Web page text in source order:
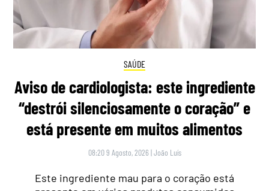
SAÚDE
Aviso de cardiologista: este ingrediente
“destrói silenciosamente o coração” e
está presente em muitos alimentos
08:20 9 Agosto, 2026 |João Luís
Este ingrediente mau para o coração está